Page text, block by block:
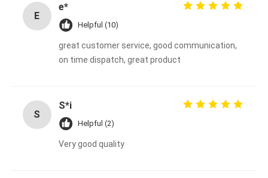
E
e*
Helpful (10)
great customer service, good communication,
on time dispatch, great product
S
S*i
Helpful (2)
Very good quality